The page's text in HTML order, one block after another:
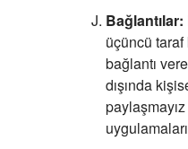
Bağlantılar:
üçüncü
bağlantı
dışında